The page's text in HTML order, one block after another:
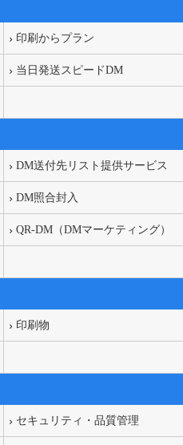
印刷からプラン
当日発送スピードDM
DM送付先リスト提供サービス
DM照合封入
QR-DM（DMマーケティング）
印刷物
セキュリティ・品質管理